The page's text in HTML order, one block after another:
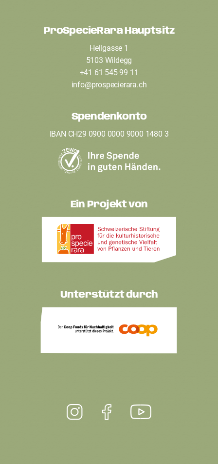
ProSpecieRara Hauptsitz
Hellgasse 1
5103 Wildegg
+41 61 545 99 11
info@prospecierara.ch
Spendenkonto
IBAN CH29 0900 0000 9000 1480 3
Ein Projekt von
Unterstützt durch